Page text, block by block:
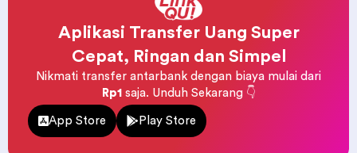
Aplikasi Transfer Uang Super
Cepat, Ringan dan Simpel
Nikmati transfer antarbank dengan biaya mulai dari
Rp1saja. Unduh Sekarang 👇
App Store Play Store